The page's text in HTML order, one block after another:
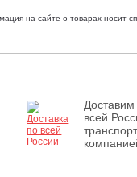
на сайте о товарах носит
Доставим
всей